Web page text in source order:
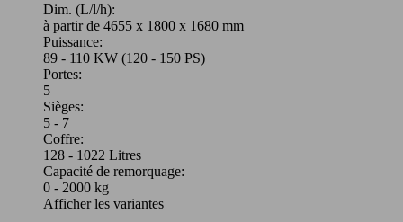
Autres
Model Version
Dim. (L/l/h):
à partir de 4655 x 1800 x 1680 mm
Puissance:
89 - 110 KW (120 - 150 PS)
Portes:
5
Sièges:
5 - 7
Coffre:
128 - 1022 Litres
Capacité de remorquage:
0 - 2000 kg
Afficher les variantes